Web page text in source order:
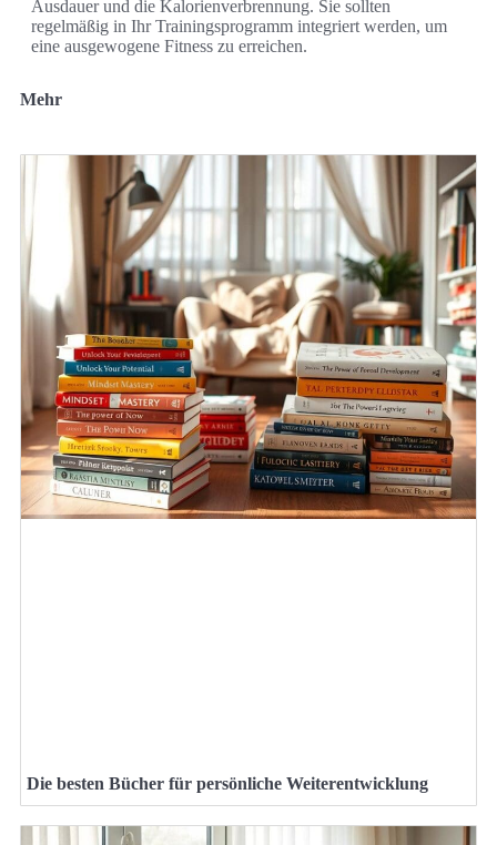
Ausdauer und die Kalorienverbrennung. Sie sollten
regelmäßig in Ihr Trainingsprogramm integriert werden, um
eine ausgewogene Fitness zu erreichen.
Mehr
Die besten Bücher für persönliche Weiterentwicklung